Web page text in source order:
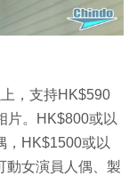
，支持HK$590
片。HK$800或以
，HK$1500或以
動女演員人偶、製